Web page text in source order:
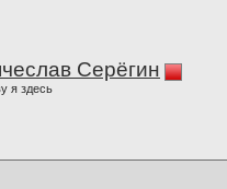
Серёгин
я здесь